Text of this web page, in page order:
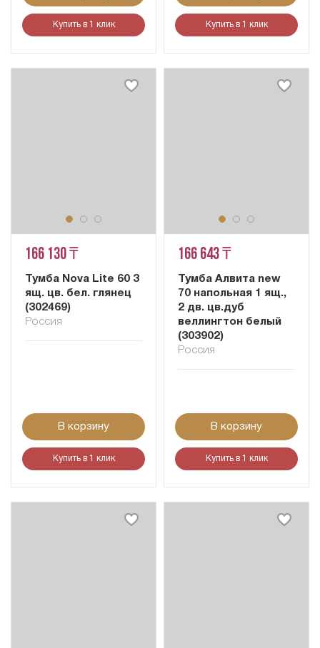
Купить в 1 клик Купить в 1 клик
166 130 ₸
Тумба Nova Lite 60 3
ящ. цв. бел. глянец
(302469)
Россия
В корзину
Купить в 1 клик
166 643 ₸
Тумба Алвита new
70 напольная 1 ящ.,
2 дв. цв.дуб
веллингтон белый
(303902)
Россия
В корзину
Купить в 1 клик